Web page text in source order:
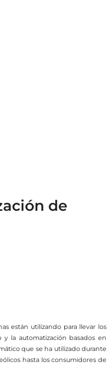
de
están utilizando para llevar los
la automatización basados en
que se ha utilizado durante
hasta los consumidores de